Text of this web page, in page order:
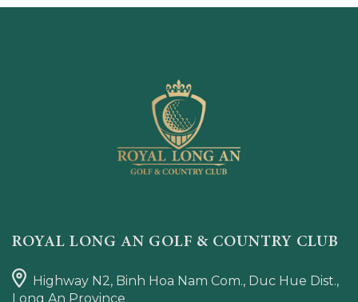
ROYAL LONG AN GOLF & COUNTRY CLUB
Highway N2, Binh Hoa Nam Com., Duc Hue Dist.,
Long An Province